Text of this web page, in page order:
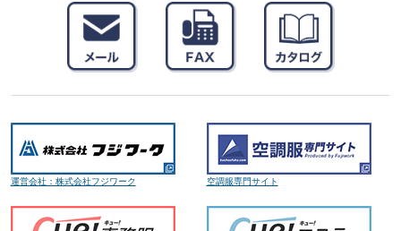
運営会社：株式会社フジワーク 空調服専門サイト